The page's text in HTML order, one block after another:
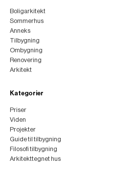
Boligarkitekt
Sommerhus
Anneks
Tilbygning
Ombygning
Renovering
Arkitekt
Kategorier
Priser
Viden
Projekter
Guide til tilbygning
Filosofi tilbygning
Arkitekttegnet hus